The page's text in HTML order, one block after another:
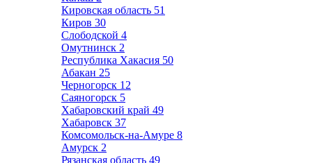
Кировская область 51
Киров 30
Слободской 4
Омутнинск 2
Республика Хакасия 50
Абакан 25
Черногорск 12
Саяногорск 5
Хабаровский край 49
Хабаровск 37
Комсомольск-на-Амуре 8
Амурск 2
Рязанская область 49